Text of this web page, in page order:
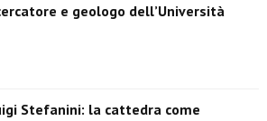
e geologo dell’Università
Stefanini: la cattedra come